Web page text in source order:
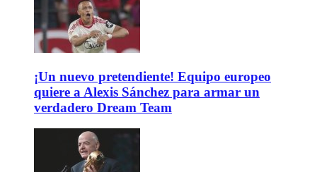
¡Un nuevo pretendiente! Equipo europeo
quiere a Alexis Sánchez para armar un
verdadero Dream Team